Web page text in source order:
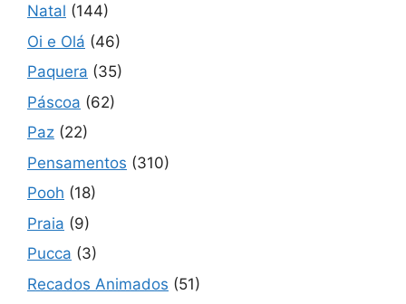
Natal (144)
Oi e Olá (46)
Paquera (35)
Páscoa (62)
Paz (22)
Pensamentos (310)
Pooh (18)
Praia (9)
Pucca (3)
Recados Animados (51)